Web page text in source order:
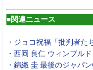
■関連ニュース
・ジョコ祝福「批判者た
・西岡 良仁 ウィンブル
・錦織 圭 最後のジャパ